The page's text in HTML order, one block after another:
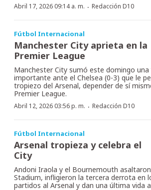
Abril 17, 2026 09:14 a. m. · Redacción D10
Fútbol Internacional
Manchester City aprieta en la
Premier League
Manchester City sumó este domingo una
importante ante el Chelsea (0-3) que le
tropiezo del Arsenal, depender de sí
Premier League.
Abril 12, 2026 03:56 p. m. · Redacción D10
Fútbol Internacional
Arsenal tropieza y celebra el
City
Andoni Iraola y el Bournemouth
Stadium, infligieron la tercera derrota en
partidos al Arsenal y dan una última vida